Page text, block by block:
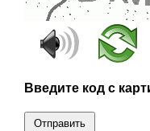
Введите код с
Отправить